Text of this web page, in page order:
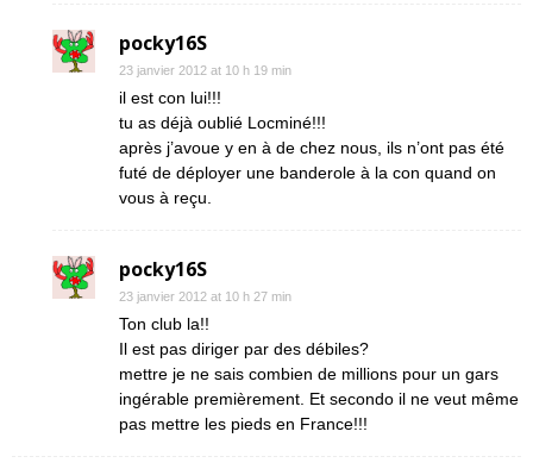
pocky16S
23 janvier 2012 at 10 h 19 min
il est con lui!!!
tu as déjà oublié Locminé!!!
après j’avoue y en à de chez nous, ils n’ont pas été
futé de déployer une banderole à la con quand on
vous à reçu.
pocky16S
23 janvier 2012 at 10 h 27 min
Ton club la!!
Il est pas diriger par des débiles?
mettre je ne sais combien de millions pour un gars
ingérable premièrement. Et secondo il ne veut même
pas mettre les pieds en France!!!